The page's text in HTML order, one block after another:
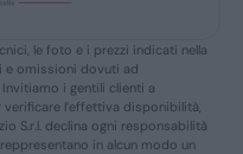
le foto e i prezzi indicati nella
e omissioni dovuti ad
i gentili clienti a
l’effettiva disponibilità,
S.r.l. declina ogni responsabilità
in alcun modo un